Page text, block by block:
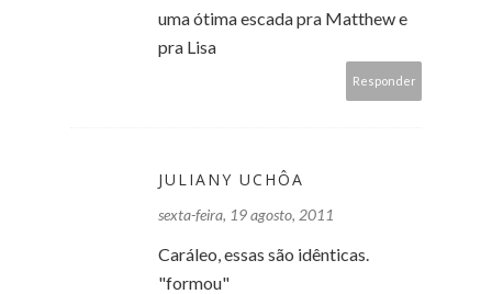
uma ótima escada pra Matthew e
pra Lisa
Responder
JULIANY UCHÔA
sexta-feira, 19 agosto, 2011
Caráleo, essas são idênticas.
"formou"